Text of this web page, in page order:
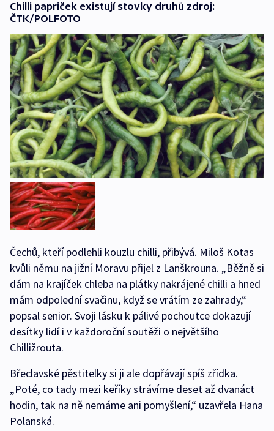
Chilli papriček existují stovky druhů zdroj:
ČTK/POLFOTO
Čechů, kteří podlehli kouzlu chilli, přibývá. Miloš Kotas
kvůli němu na jižní Moravu přijel z Lanškrouna. „Běžně si
dám na krajíček chleba na plátky nakrájené chilli a hned
mám odpolední svačinu, když se vrátím ze zahrady,“
popsal senior. Svoji lásku k pálivé pochoutce dokazují
desítky lidí i v každoroční soutěži o největšího
Chilližrouta.
Břeclavské pěstitelky si ji ale dopřávají spíš zřídka.
„Poté, co tady mezi keříky strávíme deset až dvanáct
hodin, tak na ně nemáme ani pomyšlení,“ uzavřela Hana
Polanská.